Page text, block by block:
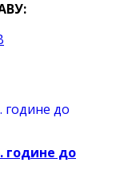
године до